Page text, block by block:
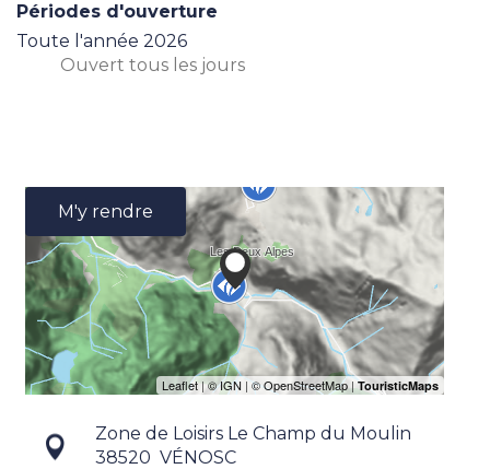
Périodes d'ouverture
Toute l'année 2026
Ouvert tous les jours
M'y rendre
Zone de Loisirs Le Champ du Moulin
38520 VÉNOSC